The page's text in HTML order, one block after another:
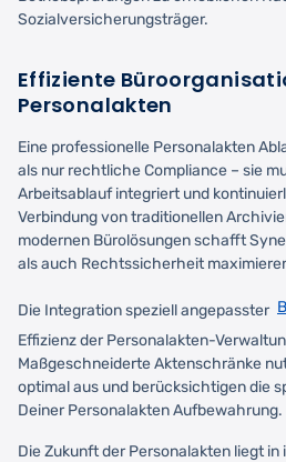
Sozialversicherungsträger.
Effiziente
Personalakten
Eine professionelle Personalakten
als nur rechtliche Compliance – sie
Arbeitsablauf integriert und
Verbindung von traditionellen
modernen Bürolösungen schafft
als auch Rechtssicherheit
Die Integration speziell angepasster
Effizienz der Personalakten-
Maßgeschneiderte Aktenschränke
optimal aus und berücksichtigen die
Deiner Personalakten Aufbewahrung.
Die Zukunft der Personalakten liegt